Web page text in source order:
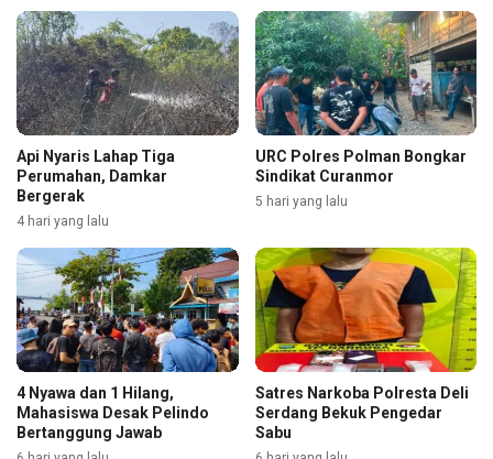
Api Nyaris Lahap Tiga
Perumahan, Damkar
Bergerak
4 hari yang lalu
URC Polres Polman Bongkar
Sindikat Curanmor
5 hari yang lalu
4 Nyawa dan 1 Hilang,
Mahasiswa Desak Pelindo
Bertanggung Jawab
Satres Narkoba Polresta Deli
Serdang Bekuk Pengedar
Sabu